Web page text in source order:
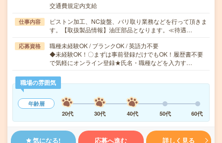
交通費規定内支給
仕事内容
ピストン加工、NC旋盤、バリ取り業務などを行って頂きま
す。【取扱製品情報】油圧部品となります。≪待遇…
応募資格
職種未経験OK / ブランクOK / 英語力不要
◆未経験OK！〇まずは事前登録だけでもOK！履歴書不要
で気軽にオンライン登録★氏名・職種などを入力す…
職場の雰囲気
年齢層
20代
30代 40代 50代 60代
気になる! 応募へ進む 詳しく見る